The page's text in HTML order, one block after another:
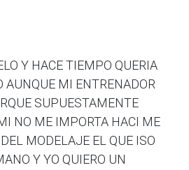
Y HACE TIEMPO QUERIA
AUNQUE MI ENTRENADOR
SUPUESTAMENTE
NO ME IMPORTA HACI ME
MODELAJE EL QUE ISO
Y YO QUIERO UN